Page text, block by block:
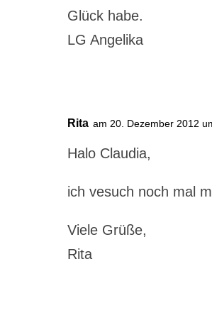
Glück habe.
LG Angelika
Rita am 20. Dezember 2012
Halo Claudia,
ich vesuch noch mal
Viele Grüße,
Rita